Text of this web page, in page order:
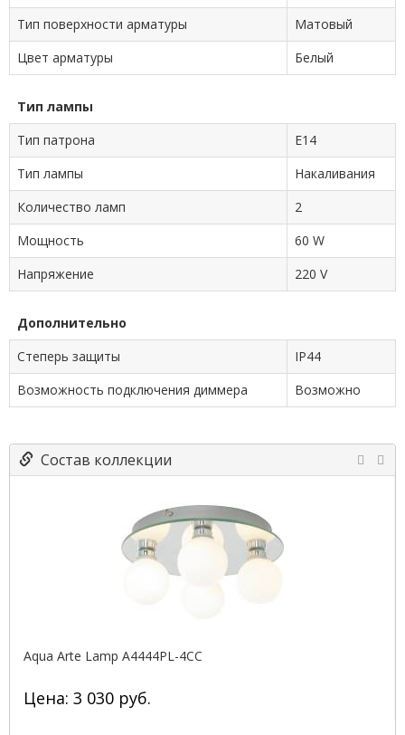
Тип поверхности арматуры
Матовый
Цвет арматуры
Белый
Тип лампы
Тип патрона
E14
Тип лампы
Накаливания
Количество ламп
2
Мощность
60 W
Напряжение
220 V
Дополнительно
Степерь защиты
IP44
Возможность подключения диммера
Возможно
Состав коллекции
Aqua Arte Lamp A4444PL-4CC
Цена: 3 030 руб.